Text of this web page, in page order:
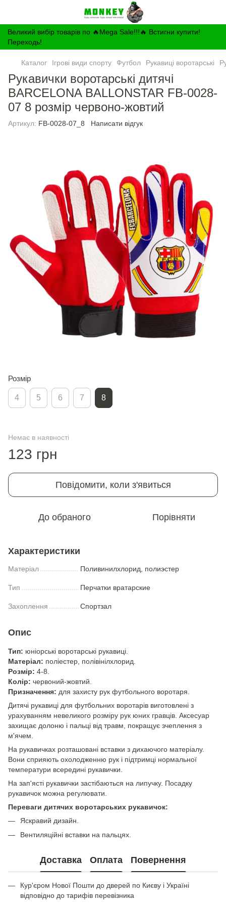
Великий вибір товарів по 🔥Mega Sale!!!🔥 Встигни купити!
Переходь!
Каталог Ігрові види спорту Футбол Рукавиці воротарські
Рукавички воротарські дитячі
BARCELONA BALLONSTAR FB-0028-
07 8 розмір червоно-жовтий
Артикул: FB-0028-07_8 Написати відгук
Розмір
4 5 6 7 8
Немає в наявності
123 грн
Повідомити, коли з'явиться
До обраного Порівняти
Характеристики
Матеріал Поливинилхлорид, полиэстер
Тип Перчатки вратарские
Захоплення Спортзал
Опис
Тип: юніорські воротарські рукавиці.
Матеріал: поліестер, полівінілхлорид.
Розмір: 4-8.
Колір: червоний-жовтий.
Призначення: для захисту рук футбольного воротаря.
Дитячі рукавиці для футбольних воротарів виготовлені з
урахуванням невеликого розміру рук юних гравців. Аксесуар
захищає долоню і пальці від травм, покращує зчеплення з
м'ячем.
На рукавичках розташовані вставки з дихаючого матеріалу.
Вони сприяють охолодженню рук і підтримці нормальної
температури всередині рукавички.
На зап'ясті рукавички застібаються на липучку. Посадку
рукавичок можна регулювати.
Переваги дитячих воротарських рукавичок:
Яскравий дизайн.
Вентиляційні вставки на пальцях.
Доставка Оплата Повернення
Кур'єром Нової Пошти до дверей по Києву і Україні
відповідно до тарифів перевізника